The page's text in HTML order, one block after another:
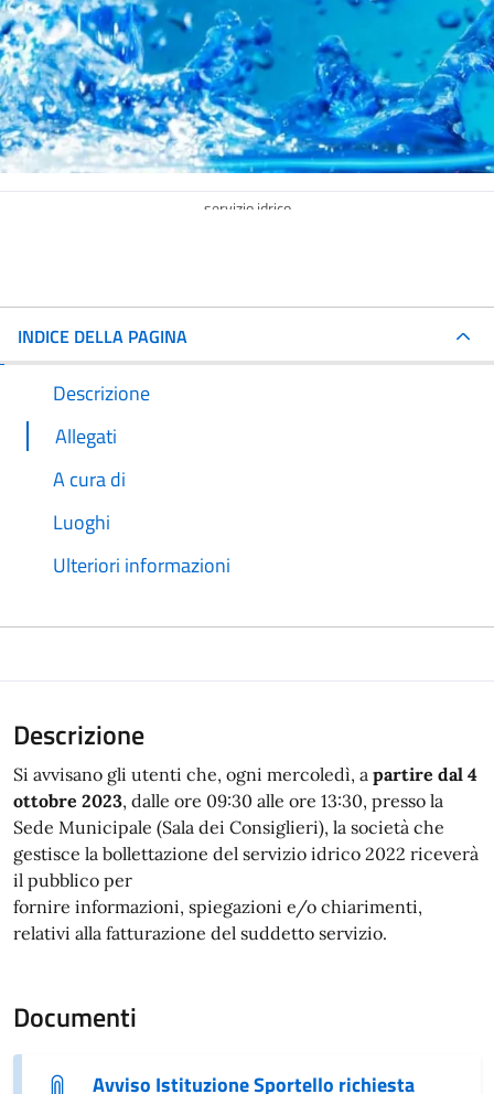
servizio idrico
INDICE DELLA PAGINA
Descrizione
Allegati
A cura di
Luoghi
Ulteriori informazioni
Descrizione
Si avvisano gli utenti che, ogni mercoledì, a partire dal 4
ottobre 2023, dalle ore 09:30 alle ore 13:30, presso la
Sede Municipale (Sala dei Consiglieri), la società che
gestisce la bollettazione del servizio idrico 2022 riceverà
il pubblico per
fornire informazioni, spiegazioni e/o chiarimenti,
relativi alla fatturazione del suddetto servizio.
Documenti
Avviso Istituzione Sportello richiesta